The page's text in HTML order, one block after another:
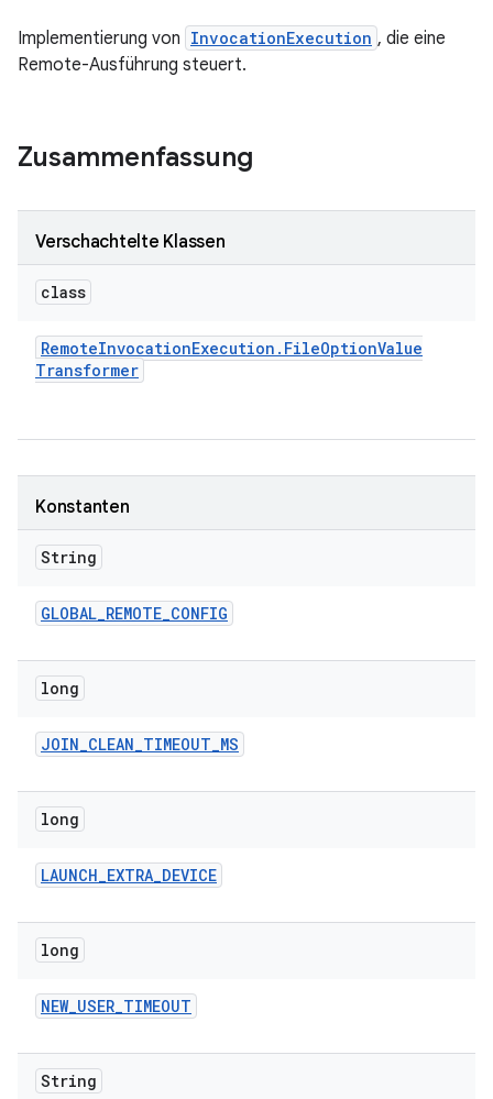
Implementierung von InvocationExecution , die eine
Remote-Ausführung steuert.
Zusammenfassung
Verschachtelte Klassen
class
RemoteInvocationExecution . FileOptionValue
Transformer
Konstanten
String
GLOBAL_REMOTE_CONFIG
long
JOIN_CLEAN_TIMEOUT_MS
long
LAUNCH_EXTRA_DEVICE
long
NEW_USER_TIMEOUT
String